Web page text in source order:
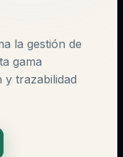
la gestión de
gama
y trazabilidad